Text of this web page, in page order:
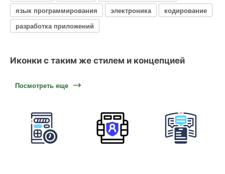
язык программирования
электроника
кодирование
разработка приложений
Иконки с таким же стилем и концепцией
Посмотреть еще